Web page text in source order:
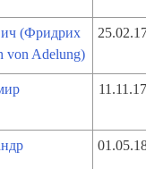
(Фридрих
von Adelung)